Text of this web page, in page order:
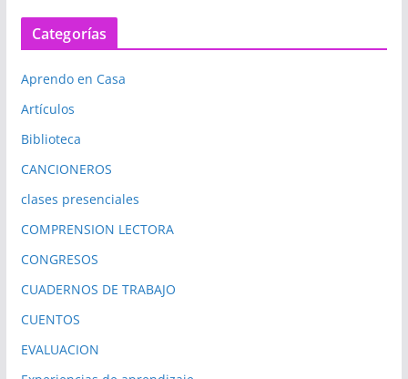
Categorías
Aprendo en Casa
Artículos
Biblioteca
CANCIONEROS
clases presenciales
COMPRENSION LECTORA
CONGRESOS
CUADERNOS DE TRABAJO
CUENTOS
EVALUACION